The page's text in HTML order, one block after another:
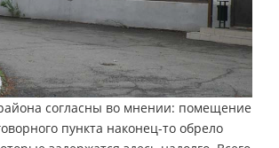
согласны во мнении: помещение
пункта наконец-то обрело